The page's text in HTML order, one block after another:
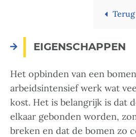
EIGENSCHAPPEN
Het opbinden van een
arbeidsintensief werk wat
kost. Het is belangrijk is dat
elkaar gebonden worden,
breken en dat de bomen zo